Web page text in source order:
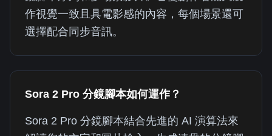
作視覺一致且具電影感的內容，每個場景還可
選擇配合同步音訊。
Sora 2 Pro 分鏡腳本如何運作？
Sora 2 Pro 分鏡腳本結合先進的 AI 演算法來